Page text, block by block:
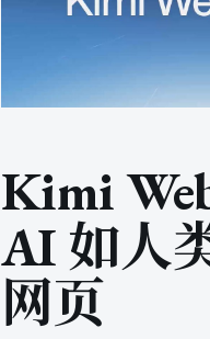
Kimi
AI 如人
网页